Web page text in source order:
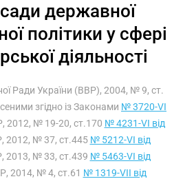
державної
політики у сфері
діяльності
Ради України (ВВР), 2004, № 9, ст.
згідно із Законами № 3720-VI
2012, № 19-20, ст.170 № 4231-VI від
2012, № 37, ст.445 № 5212-VI від
2013, № 33, ст.439 № 5463-VI від
2014, № 4, ст.61 № 1319-VII від